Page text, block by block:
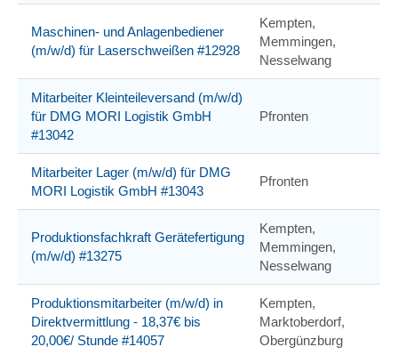
Maschinen- und Anlagenbediener
(m/w/d) für Laserschweißen #12928
Kempten,
Memmingen,
Nesselwang
Mitarbeiter Kleinteileversand (m/w/d)
für DMG MORI Logistik GmbH
#13042
Pfronten
Mitarbeiter Lager (m/w/d) für DMG
MORI Logistik GmbH #13043
Pfronten
Produktionsfachkraft Gerätefertigung
(m/w/d) #13275
Kempten,
Memmingen,
Nesselwang
Produktionsmitarbeiter (m/w/d) in
Direktvermittlung - 18,37€ bis
20,00€/ Stunde #14057
Kempten,
Marktoberdorf,
Obergünzburg